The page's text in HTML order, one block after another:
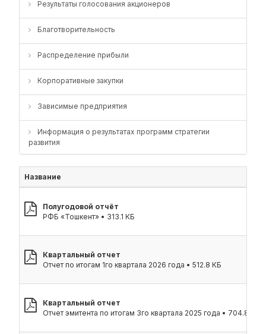
Результаты голосования акционеров
Благотворительность
Распределение прибыли
Корпоративные закупки
Зависимые предприятия
Информация о результатах программ стратегии
развития
Название
Полугодовой отчёт
РФБ «Тошкент» • 313.1 КБ
Квартальный отчет
Отчет по итогам 1го квартала 2026 года • 512.8 КБ
Квартальный отчет
Отчет эмитента по итогам 3го квартала 2025 года • 704.8 КБ